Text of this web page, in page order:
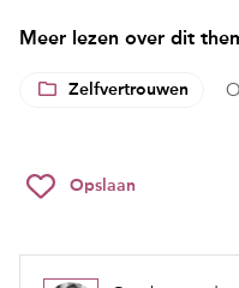
Meer lezen over dit
Zelfvertrouwen
Opslaan